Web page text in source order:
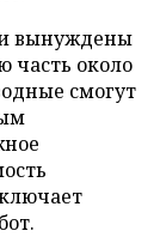
вынуждены
часть около
смогут